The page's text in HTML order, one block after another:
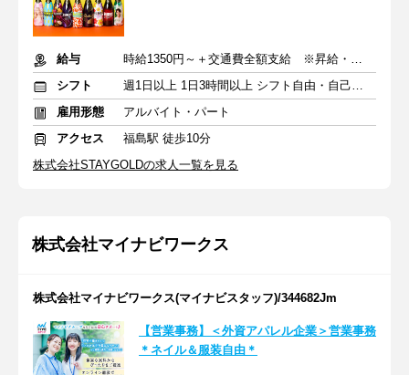
給与
時給1350円～＋交通費全額支給 ※昇給・賞与あり
シフト
週1日以上 1日3時間以上 シフト自由・自己申告
雇用形態
アルバイト・パート
アクセス
福島駅 徒歩10分
株式会社STAYGOLDの求人一覧を見る
株式会社マイナビワークス
株式会社マイナビワークス(マイナビスタッフ)/344682Jm
【営業事務】＜外資アパレル企業＞営業事務
＊ネイル＆服装自由＊